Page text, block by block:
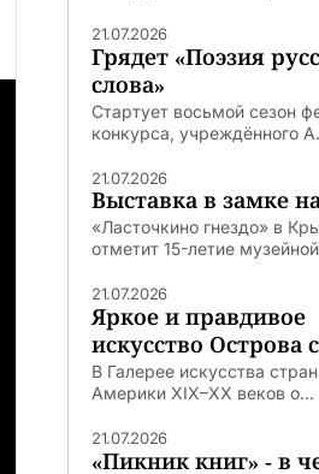
21.07.2026
Грядет «Поэзия
слова»
Стартует восьмой сезон
конкурса, учреждённого
21.07.2026
Выставка в замке
«Ласточкино гнездо» в
отметит 15-летие
21.07.2026
Яркое и правдивое
искусство Острова
В Галерее искусства
Америки XIX–XX веков о...
21.07.2026
«Пикник книг» - в